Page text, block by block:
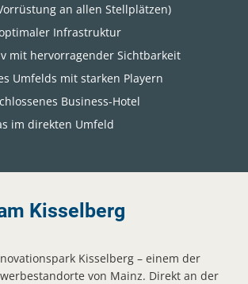
an allen Stellplätzen)
Infrastruktur
mit hervorragender Sichtbarkeit
Umfelds mit starken Playern
Business-Hotel
im direkten Umfeld
Kisselberg
Kisselberg – einem der
von Mainz. Direkt an der